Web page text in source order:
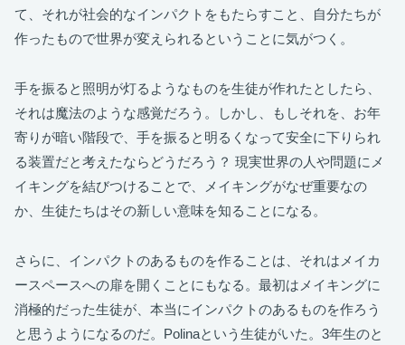
て、それが社会的なインパクトをもたらすこと、自分たちが
作ったもので世界が変えられるということに気がつく。
手を振ると照明が灯るようなものを生徒が作れたとしたら、
それは魔法のような感覚だろう。しかし、もしそれを、お年
寄りが暗い階段で、手を振ると明るくなって安全に下りられ
る装置だと考えたならどうだろう？ 現実世界の人や問題にメ
イキングを結びつけることで、メイキングがなぜ重要なの
か、生徒たちはその新しい意味を知ることになる。
さらに、インパクトのあるものを作ることは、それはメイカ
ースペースへの扉を開くことにもなる。最初はメイキングに
消極的だった生徒が、本当にインパクトのあるものを作ろう
と思うようになるのだ。Polinaという生徒がいた。3年生のと